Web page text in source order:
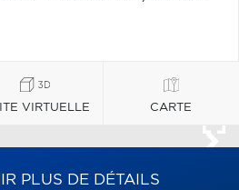
VIRTUELLE CARTE
PLUS DE DÉTAILS